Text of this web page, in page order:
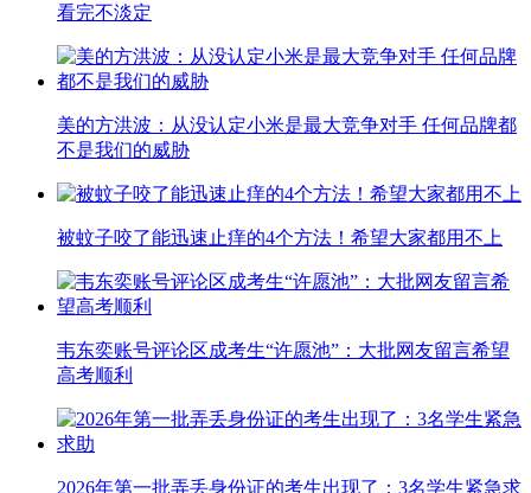
看完不淡定
美的方洪波：从没认定小米是最大竞争对手 任何品牌都
不是我们的威胁
被蚊子咬了能迅速止痒的4个方法！希望大家都用不上
韦东奕账号评论区成考生“许愿池”：大批网友留言希望
高考顺利
2026年第一批弄丢身份证的考生出现了：3名学生紧急求